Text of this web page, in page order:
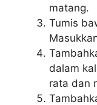
matang.
Tumis
dalam
rata dan